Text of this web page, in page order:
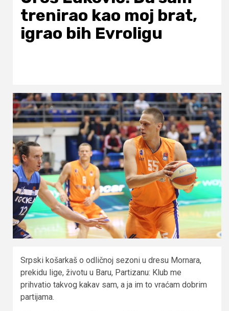
trenirao kao moj brat,
igrao bih Evroligu
Srpski košarkaš o odličnoj sezoni u dresu Mornara,
prekidu lige, životu u Baru, Partizanu: Klub me
prihvatio takvog kakav sam, a ja im to vraćam dobrim
partijama.